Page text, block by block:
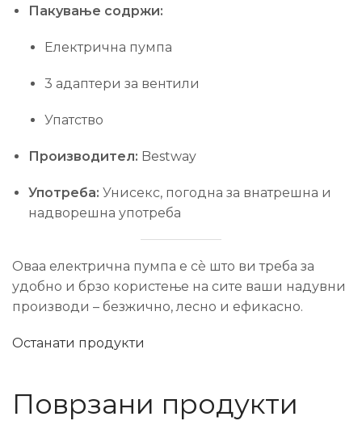
Пакување содржи:
Електрична пумпа
3 адаптери за вентили
Упатство
Производител: Bestway
Употреба: Унисекс, погодна за внатрешна и
надворешна употреба
Оваа електрична пумпа е сè што ви треба за
удобно и брзо користење на сите ваши надувни
производи – безжично, лесно и ефикасно.
Останати продукти
Поврзани продукти